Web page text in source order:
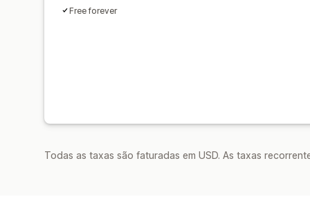
Free forever
Todas as taxas são faturadas em USD. As taxas